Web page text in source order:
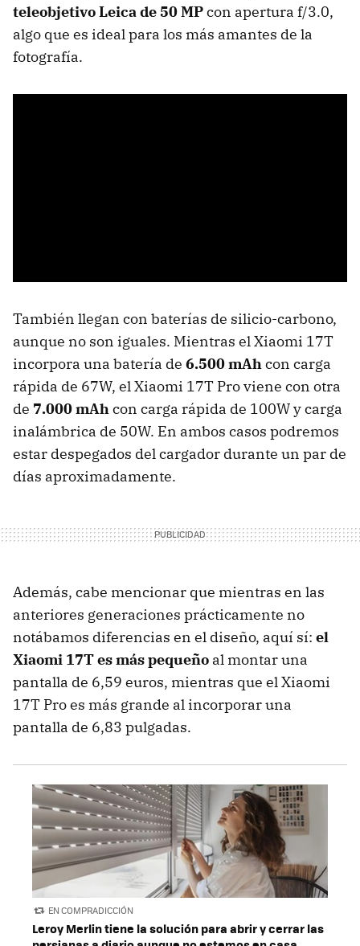
teleobjetivo Leica de 50 MPcon apertura f/3.0,
algo que es ideal para los más amantes de la
fotografía.
También llegan con baterías de silicio-carbono,
aunque no son iguales. Mientras el Xiaomi 17T
incorpora una batería de 6.500 mAhcon carga
rápida de 67W, el Xiaomi 17T Pro viene con otra
de 7.000 mAhcon carga rápida de 100W y carga
inalámbrica de 50W. En ambos casos podremos
estar despegados del cargador durante un par de
días aproximadamente.
Además, cabe mencionar que mientras en las
anteriores generaciones prácticamente no
notábamos diferencias en el diseño, aquí sí: el
Xiaomi 17T es más pequeño al montar una
pantalla de 6,59 euros, mientras que el Xiaomi
17T Pro es más grande al incorporar una
pantalla de 6,83 pulgadas.
EN COMPRADICCIÓN
Leroy Merlin tiene la solución para abrir y cerrar las